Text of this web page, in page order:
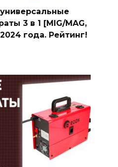
3 в 1 [MIG/MAG,
года. Рейтинг!